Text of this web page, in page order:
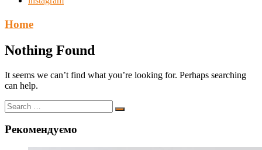
Home
Nothing Found
It seems we can’t find what you’re looking for. Perhaps searching
can help.
Рекомендуємо